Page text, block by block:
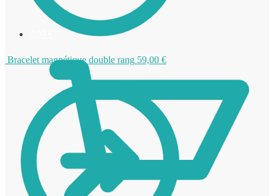
Bracelet magnétique double rang 59,00 €